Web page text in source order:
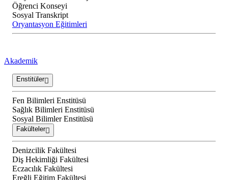
Öğrenci Konseyi
Sosyal Transkript
Oryantasyon Eğitimleri
Akademik
Enstitüler
Fen Bilimleri Enstitüsü
Sağlık Bilimleri Enstitüsü
Sosyal Bilimler Enstitüsü
Fakülteler
Denizcilik Fakültesi
Diş Hekimliği Fakültesi
Eczacılık Fakültesi
Ereğli Eğitim Fakültesi